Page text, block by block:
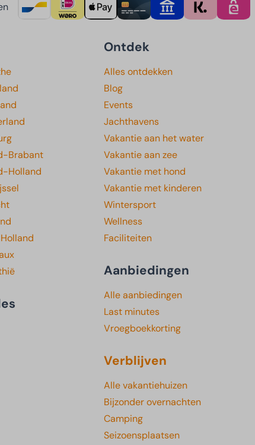
Brabant
Holland
Ontdek
Alles ontdekken
Blog
Events
Jachthavens
Vakantie aan het water
Vakantie aan zee
Vakantie met hond
Vakantie met kinderen
Wintersport
Wellness
Faciliteiten
Aanbiedingen
Alle aanbiedingen
Last minutes
Vroegboekkorting
Verblijven
Alle vakantiehuizen
Bijzonder overnachten
Camping
Seizoensplaatsen